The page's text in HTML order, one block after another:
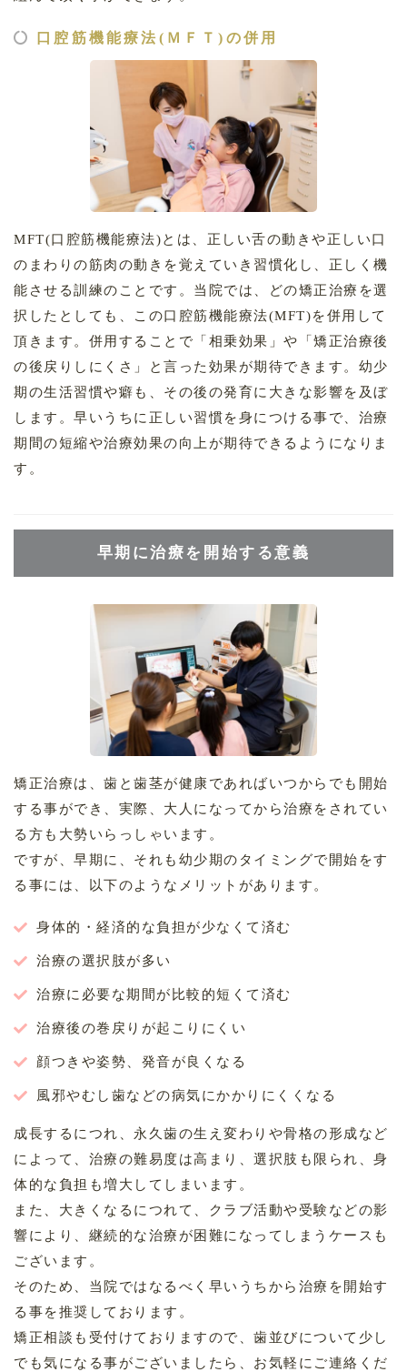
口腔筋機能療法(ＭＦＴ)の併用
MFT(口腔筋機能療法)とは、正しい舌の動きや正しい口
のまわりの筋肉の動きを覚えていき習慣化し、正しく機
能させる訓練のことです。当院では、どの矯正治療を選
択したとしても、この口腔筋機能療法(MFT)を併用して
頂きます。併用することで「相乗効果」や「矯正治療後
の後戻りしにくさ」と言った効果が期待できます。幼少
期の生活習慣や癖も、その後の発育に大きな影響を及ぼ
します。早いうちに正しい習慣を身につける事で、治療
期間の短縮や治療効果の向上が期待できるようになりま
す。
早期に治療を開始する意義
矯正治療は、歯と歯茎が健康であればいつからでも開始
する事ができ、実際、大人になってから治療をされてい
る方も大勢いらっしゃいます。
ですが、早期に、それも幼少期のタイミングで開始をす
る事には、以下のようなメリットがあります。
身体的・経済的な負担が少なくて済む
治療の選択肢が多い
治療に必要な期間が比較的短くて済む
治療後の巻戻りが起こりにくい
顔つきや姿勢、発音が良くなる
風邪やむし歯などの病気にかかりにくくなる
成長するにつれ、永久歯の生え変わりや骨格の形成など
によって、治療の難易度は高まり、選択肢も限られ、身
体的な負担も増大してしまいます。
また、大きくなるにつれて、クラブ活動や受験などの影
響により、継続的な治療が困難になってしまうケースも
ございます。
そのため、当院ではなるべく早いうちから治療を開始す
る事を推奨しております。
矯正相談も受付けておりますので、歯並びについて少し
でも気になる事がございましたら、お気軽にご連絡くだ